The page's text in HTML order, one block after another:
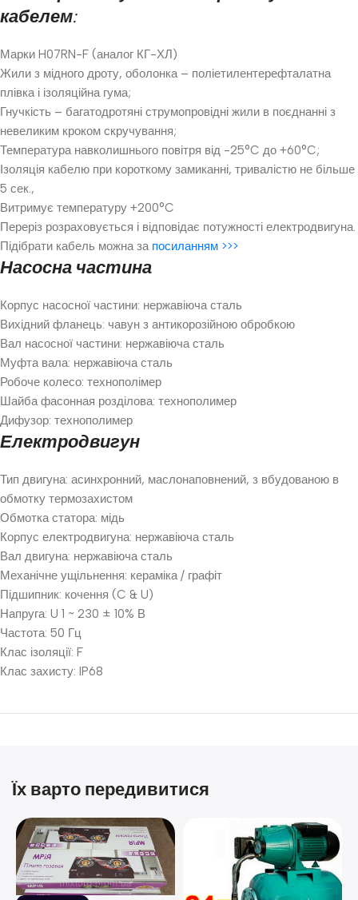
кабелем:
Марки H07RN-F (аналог КГ-ХЛ)
Жили з мідного дроту, оболонка – поліетилентерефталатна
плівка і ізоляційна гума;
Гнучкість – багатодротяні струмопровідні жили в поєднанні з
невеликим кроком скручування;
Температура навколишнього повітря від -25°C до +60°C;
Ізоляція кабелю при короткому замиканні, тривалістю не більше
5 сек.,
Витримує температуру +200°C
Переріз розраховується і відповідає потужності електродвигуна.
Підібрати кабель можна за посиланням >>>
Насосна частина
Корпус насосної частини: нержавіюча сталь
Вихідний фланець: чавун з антикорозійною обробкою
Вал насосної частини: нержавіюча сталь
Муфта вала: нержавіюча сталь
Робоче колесо: технополімер
Шайба фасонная розділова: технополимер
Дифузор: технополимер
Електродвигун
Тип двигуна: асинхронний, маслонаповнений, з вбудованою в
обмотку термозахистом
Обмотка статора: мідь
Корпус електродвигуна: нержавіюча сталь
Вал двигуна: нержавіюча сталь
Механічне ущільнення: кераміка / графіт
Підшипник: кочення (C & U)
Напруга: U 1 ~ 230 ± 10% В
Частота: 50 Гц
Клас ізоляції: F
Клас захисту: IP68
Їх варто передивитися